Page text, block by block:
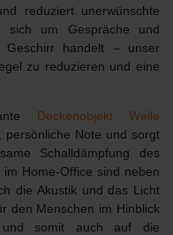
reduziert unerwünschte
um Gespräche und
handelt – unser
zu reduzieren und eine
Deckenobjekt Welle
persönliche Note und sorgt
Schalldämpfung des
Home-Office sind neben
die Akustik und das Licht
den Menschen im Hinblick
und somit auch auf die